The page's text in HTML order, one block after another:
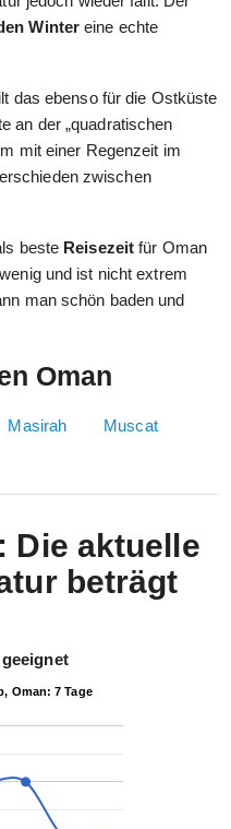
Wintereine echte
das ebenso für die Ostküste
an der „quadratischen
mit einer Regenzeit im
zwischen
beste Reisezeit für Oman
und ist nicht extrem
man schön baden und
Oman
Masirah Muscat
Die aktuelle
beträgt
Oman: 7 Tage